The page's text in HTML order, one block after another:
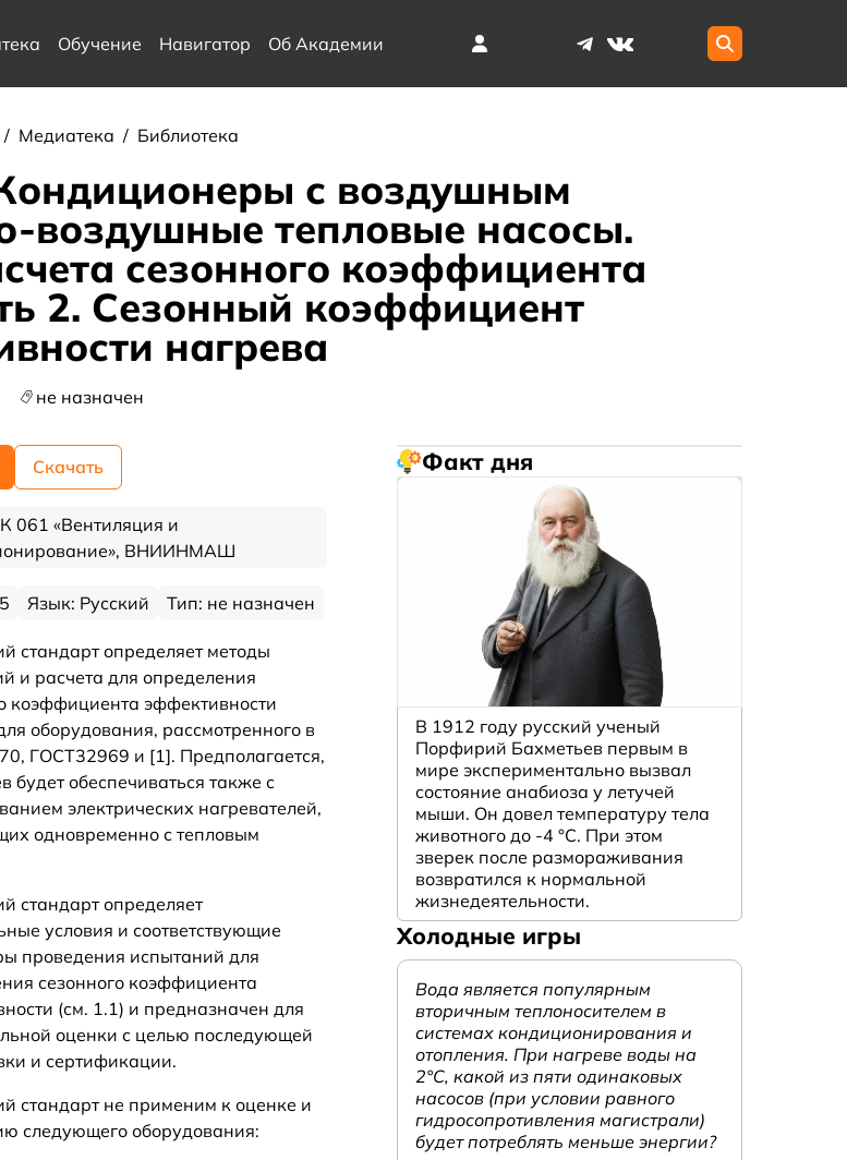
Обучение Навигатор Об Академии
/ Медиатека / Библиотека
с воздушным
воздушные тепловые насосы.
сезонного коэффициента
2. Сезонный коэффициент
нагрева
не назначен
Скачать
061 «Вентиляция и
ВНИИНМАШ
Язык: Русский Тип: не назначен
стандарт определяет методы
и расчета для определения
коэффициента эффективности
оборудования, рассмотренного в
ГОСТ32969 и [1]. Предполагается,
будет обеспечиваться также с
электрических нагревателей,
одновременно с тепловым
стандарт определяет
условия и соответствующие
проведения испытаний для
сезонного коэффициента
(см. 1.1) и предназначен для
оценки с целью последующей
и сертификации.
стандарт не применим к оценке и
следующего оборудования:
Факт дня
В 1912 году русский ученый
Порфирий Бахметьев первым в
мире экспериментально вызвал
состояние анабиоза у летучей
мыши. Он довел температуру тела
животного до -4 °C. При этом
зверек после размораживания
возвратился к нормальной
жизнедеятельности.
Холодные игры
Вода является популярным
вторичным теплоносителем в
системах кондиционирования и
отопления. При нагреве воды на
2°С, какой из пяти одинаковых
насосов (при условии равного
гидросопротивления магистрали)
будет потреблять меньше энергии?